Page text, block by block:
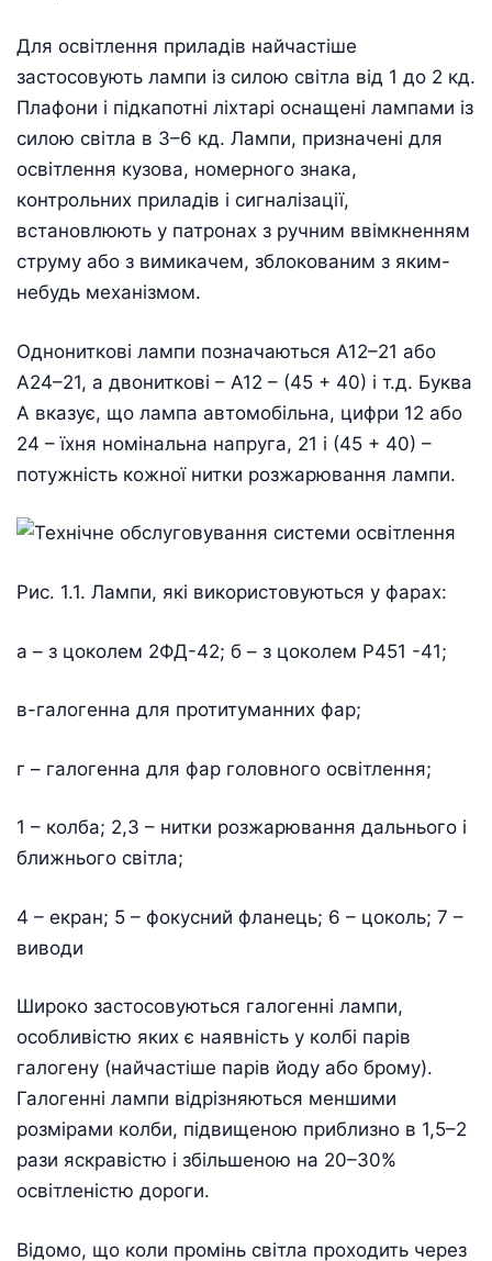
Для освітлення приладів найчастіше
застосовують лампи із силою світла від 1 до 2 кд.
Плафони і підкапотні ліхтарі оснащені лампами із
силою світла в 3–6 кд. Лампи, призначені для
освітлення кузова, номерного знака,
контрольних приладів і сигналізації,
встановлюють у патронах з ручним ввімкненням
струму або з вимикачем, зблокованим з яким-
небудь механізмом.
Однониткові лампи позначаються А12–21 або
А24–21, а двониткові – А12 – (45 + 40) і т.д. Буква
А вказує, що лампа автомобільна, цифри 12 або
24 – їхня номінальна напруга, 21 і (45 + 40) –
потужність кожної нитки розжарювання лампи.
Рис. 1.1. Лампи, які використовуються у фарах:
а – з цоколем 2ФД-42; б – з цоколем Р451 -41;
в-галогенна для протитуманних фар;
г – галогенна для фар головного освітлення;
1 – колба; 2,3 – нитки розжарювання дальнього і
ближнього світла;
4 – екран; 5 – фокусний фланець; 6 – цоколь; 7 –
виводи
Широко застосовуються галогенні лампи,
особливістю яких є наявність у колбі парів
галогену (найчастіше парів йоду або брому).
Галогенні лампи відрізняються меншими
розмірами колби, підвищеною приблизно в 1,5–2
рази яскравістю і збільшеною на 20–30%
освітленістю дороги.
Відомо, що коли промінь світла проходить через